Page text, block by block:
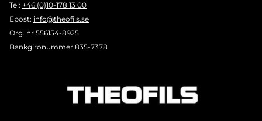
Tel: +46 (0)10-178 13 00
Epost: info@theofils.se
Org. nr 556154-8925
Bankgironummer 835-7378